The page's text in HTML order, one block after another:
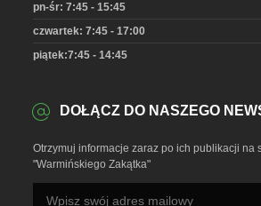
pn-śr: 7:45 - 15:45
czwartek: 7:45 - 17:00
piątek:7:45 - 14:45
DOŁĄCZ DO NASZEGO
Otrzymuj informacje zaraz po ich publikacji na
"Warmińskiego Zakątka"